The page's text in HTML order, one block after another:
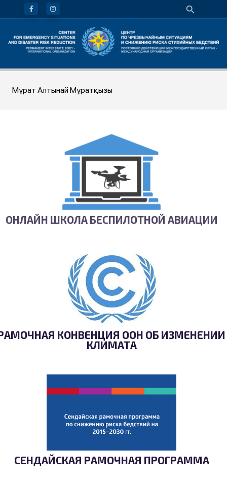
Мұрат Алтынай Мұратқызы
ОНЛАЙН ШКОЛА БЕСПИЛОТНОЙ АВИАЦИИ
КОНВЕНЦИЯ ООН ОБ ИЗМЕНЕНИИ
КЛИМАТА
СЕНДАЙСКАЯ РАМОЧНАЯ ПРОГРАММА